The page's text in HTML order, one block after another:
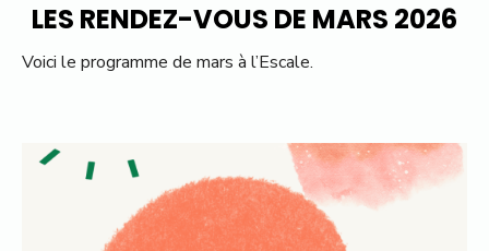
LES RENDEZ-VOUS DE MARS 2026
Voici le programme de mars à l’Escale.